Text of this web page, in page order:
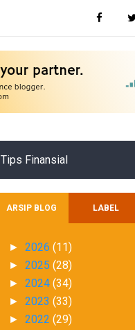
Tips Finansial
ARSIP BLOG LABEL
► 2026 (11)
► 2025 (28)
► 2024 (34)
► 2023 (33)
► 2022 (29)